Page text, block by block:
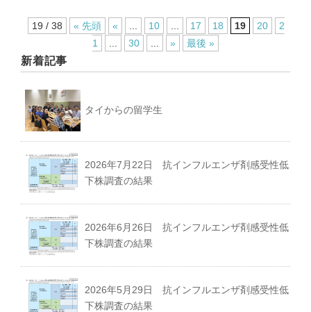
19 / 38 « 先頭 « 10 17 18 19 20
2
1
30 » 最後 »
新着記事
タイからの留学生
2026年7月22日 抗インフルエンザ剤感受性低
下株調査の結果
2026年6月26日 抗インフルエンザ剤感受性低
下株調査の結果
2026年5月29日 抗インフルエンザ剤感受性低
下株調査の結果